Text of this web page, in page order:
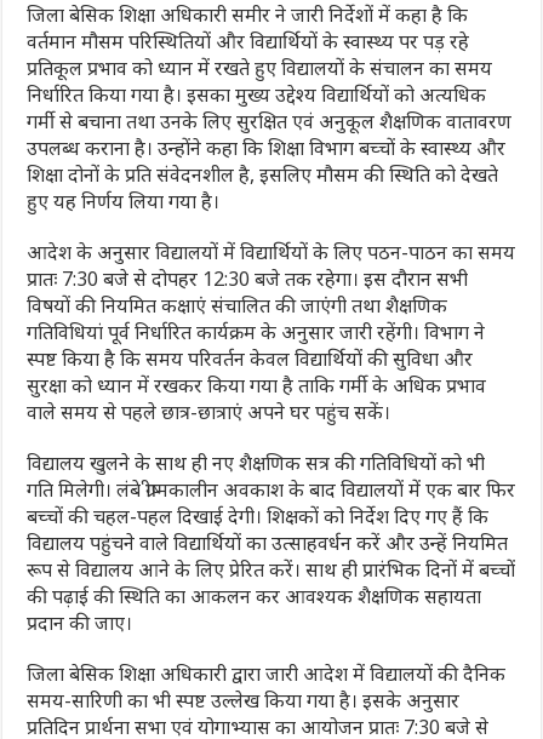
जिला बेसिक शिक्षा अधिकारी समीर ने जारी निर्देशों में कहा है कि
वर्तमान मौसम परिस्थितियों और विद्यार्थियों के स्वास्थ्य पर पड़ रहे
प्रतिकूल प्रभाव को ध्यान में रखते हुए विद्यालयों के संचालन का समय
निर्धारित किया गया है। इसका मुख्य उद्देश्य विद्यार्थियों को अत्यधिक
गर्मी से बचाना तथा उनके लिए सुरक्षित एवं अनुकूल शैक्षणिक वातावरण
उपलब्ध कराना है। उन्होंने कहा कि शिक्षा विभाग बच्चों के स्वास्थ्य और
शिक्षा दोनों के प्रति संवेदनशील है, इसलिए मौसम की स्थिति को देखते
हुए यह निर्णय लिया गया है।
आदेश के अनुसार विद्यालयों में विद्यार्थियों के लिए पठन-पाठन का समय
प्रातः 7:30 बजे से दोपहर 12:30 बजे तक रहेगा। इस दौरान सभी
विषयों की नियमित कक्षाएं संचालित की जाएंगी तथा शैक्षणिक
गतिविधियां पूर्व निर्धारित कार्यक्रम के अनुसार जारी रहेंगी। विभाग ने
स्पष्ट किया है कि समय परिवर्तन केवल विद्यार्थियों की सुविधा और
सुरक्षा को ध्यान में रखकर किया गया है ताकि गर्मी के अधिक प्रभाव
वाले समय से पहले छात्र-छात्राएं अपने घर पहुंच सकें।
विद्यालय खुलने के साथ ही नए शैक्षणिक सत्र की गतिविधियों को भी
गति मिलेगी। लंबे ग्रीष्मकालीन अवकाश के बाद विद्यालयों में एक बार फिर
बच्चों की चहल-पहल दिखाई देगी। शिक्षकों को निर्देश दिए गए हैं कि
विद्यालय पहुंचने वाले विद्यार्थियों का उत्साहवर्धन करें और उन्हें नियमित
रूप से विद्यालय आने के लिए प्रेरित करें। साथ ही प्रारंभिक दिनों में बच्चों
की पढ़ाई की स्थिति का आकलन कर आवश्यक शैक्षणिक सहायता
प्रदान की जाए।
जिला बेसिक शिक्षा अधिकारी द्वारा जारी आदेश में विद्यालयों की दैनिक
समय-सारिणी का भी स्पष्ट उल्लेख किया गया है। इसके अनुसार
प्रतिदिन प्रार्थना सभा एवं योगाभ्यास का आयोजन प्रातः 7:30 बजे से